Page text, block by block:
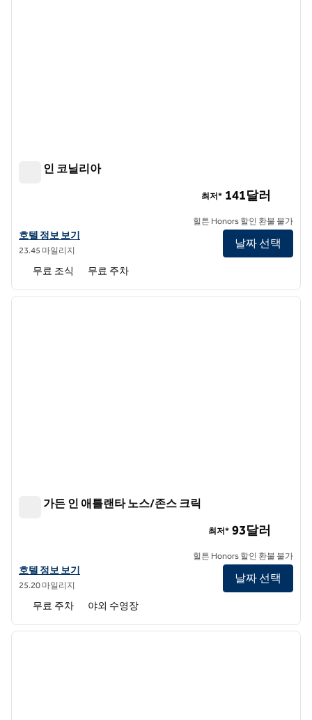
햄튼 인 코닐리아
햄튼 인 코넬리아의 호텔 정보 보기
호텔 정보 보기
23.45 마일리지
최저* 141달러
힐튼 Honors 할인 환불 불가
날짜 선택
무료 조식 무료 주차
1/12
다음
힐튼 가든 인 애틀랜타 노스/존스 크릭
힐튼 가든 인 애틀랜타 노스/존스 크릭의 호텔 정보 보기
호텔 정보 보기
25.20 마일리지
최저* 93달러
힐튼 Honors 할인 환불 불가
날짜 선택
무료 주차 야외 수영장
1/12
다음